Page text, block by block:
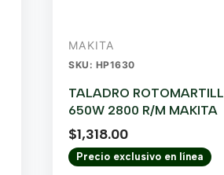
MAKITA
SKU: HP1630
TALADRO
650W 2800 R/M MAKITA
$1,318.00
Precio exclusivo en línea